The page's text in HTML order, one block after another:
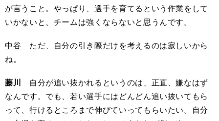
が言うこと。やっぱり、選手を育てるという作業をして
いかないと、チームは強くならないと思うんです。
中谷 ただ、自分の引き際だけを考えるのは寂しいから
ね。
藤川
自分が追い抜かれるというのは、正直、嫌なはず
なんです。でも、若い選手にはどんどん追い抜いてもら
って、行けるところまで伸びていってもらいたい。自分